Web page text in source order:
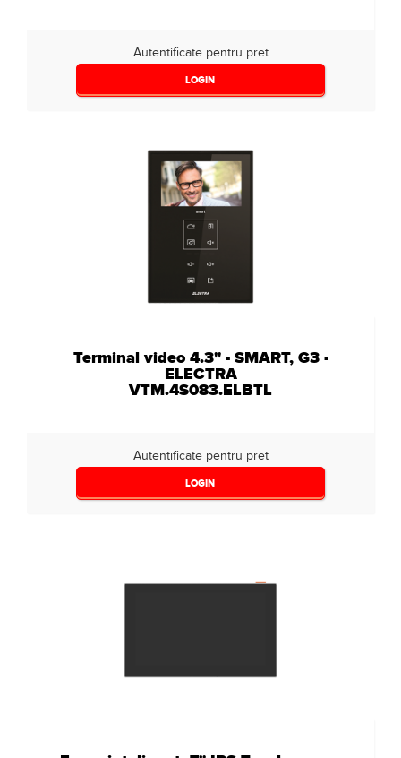
Autentificate pentru pret
LOGIN
Terminal video 4.3" - SMART, G3 -
ELECTRA
VTM.4S083.ELBTL
Autentificate pentru pret
LOGIN